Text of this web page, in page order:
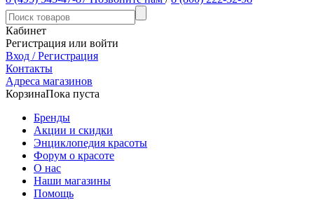
Кабинет
Регистрация или войти
Вход / Регистрация
Контакты
Адреса магазинов
КорзинаПока пуста
Бренды
Акции и скидки
Энциклопедия красоты
Форум о красоте
О нас
Наши магазины
Помощь